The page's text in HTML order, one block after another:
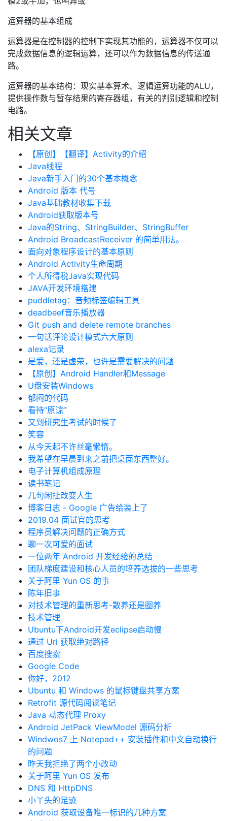
运算器的基本组成
运算器是在控制器的控制下实现其功能的，运算器不仅可以
完成数据信息的逻辑运算，还可以作为数据信息的传送通
路。
运算器的基本结构：现实基本算术、逻辑运算功能的ALU，
提供操作数与暂存结果的寄存器组，有关的判别逻辑和控制
电路。
相关文章
【原创】【翻译】Activity的介绍
Java线程
Java新手入门的30个基本概念
Android 版本 代号
Java基础教材收集下载
Android获取版本号
Java的String、StringBuilder、StringBuffer
Android BroadcastReceiver 的简单用法。
面向对象程序设计的基本原则
Android Activity生命周期
个人所得税Java实现代码
JAVA开发环境搭建
puddletag：音频标签编辑工具
deadbeef音乐播放器
Git push and delete remote branches
一句话评论设计模式六大原则
alexa记录
是爱，还是虚荣，也许是需要解决的问题
【原创】Android Handler和Message
U盘安装Windows
郁闷的代码
看待“原谅”
又到研究生考试的时候了
笑容
从今天起不许丝毫懒惰。
我希望在早晨到来之前把桌面东西整好。
电子计算机组成原理
读书笔记
几句闲扯改变人生
博客日志 - Google 广告给装上了
2019.04 面试官的思考
程序员解决问题的正确方式
聊一次可爱的面试
一位两年 Android 开发经验的总结
团队梯度建设和核心人员的培养选拔的一些思考
关于阿里 Yun OS 的事
陈年旧事
对技术管理的重新思考-散养还是圈养
技术管理
Ubuntu下Android开发eclipse启动慢
通过 Uri 获取绝对路径
百度搜索
Google Code
你好，2012
Ubuntu 和 Windows 的鼠标键盘共享方案
Retrofit 源代码阅读笔记
Java 动态代理 Proxy
Android JetPack ViewModel 源码分析
Windwos7 上 Notepad++ 安装插件和中文自动换行
的问题
昨天我拒绝了两个小改动
关于阿里 Yun OS 发布
DNS 和 HttpDNS
小丫头的足迹
Android 获取设备唯一标识的几种方案